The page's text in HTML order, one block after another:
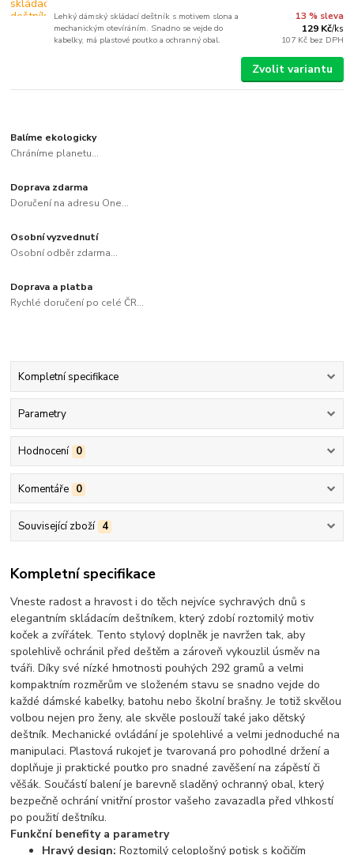
Lehký dámský skládací deštník s motivem slona a
mechanickým otevíráním. Snadno se vejde do
kabelky, má plastové poutko a ochranný obal.
13 % sleva
129 Kč/ks
107 Kč bez DPH
Zvolit variantu
Balíme ekologicky
Chráníme planetu...
Doprava zdarma
Doručení na adresu One...
Osobní vyzvednutí
Osobní odběr zdarma...
Doprava a platba
Rychlé doručení po celé ČR...
Kompletní specifikace
Parametry
Hodnocení 0
Komentáře 0
Související zboží 4
Kompletní specifikace
Vneste radost a hravost i do těch nejvíce sychravých dnů s
elegantním skládacím deštníkem, který zdobí roztomilý motiv
koček a zvířátek. Tento stylový doplněk je navržen tak, aby
spolehlivě ochránil před deštěm a zároveň vykouzlil úsměv na
tváři. Díky své nízké hmotnosti pouhých 292 gramů a velmi
kompaktním rozměrům ve složeném stavu se snadno vejde do
každé dámské kabelky, batohu nebo školní brašny. Je totiž skvělou
volbou nejen pro ženy, ale skvěle poslouží také jako dětský
deštník. Mechanické ovládání je spolehlivé a velmi jednoduché na
manipulaci. Plastová rukojeť je tvarovaná pro pohodlné držení a
doplňuje ji praktické poutko pro snadné zavěšení na zápěstí či
věšák. Součástí balení je barevně sladěný ochranný obal, který
bezpečně ochrání vnitřní prostor vašeho zavazadla před vlhkostí
po použití deštníku.
Funkční benefity a parametry
Hravý design: Roztomilý celoplošný potisk s kočičím